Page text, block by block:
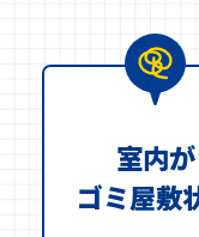
室内が
ゴミ屋敷